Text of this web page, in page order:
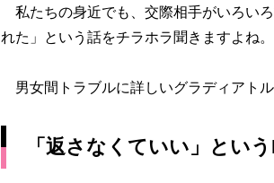
私たちの身近でも、交際相手がいろい
れた」という話をチラホラ聞きますよね
男女間トラブルに詳しいグラディアト
「返さなくていい」とい